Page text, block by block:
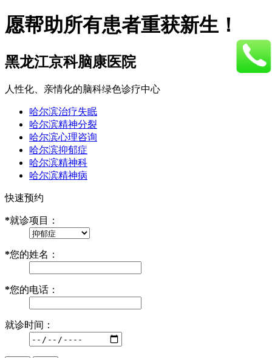
愿帮助所有患者重获新生！
黑龙江京科脑康医院
人性化、亲情化的脑科绿色诊疗中心
哈尔滨治疗失眠
哈尔滨精神分裂
哈尔滨心理咨询
哈尔滨抑郁症
哈尔滨精神科
哈尔滨精神病
快速预约
*就诊项目：
*您的姓名：
*您的电话：
就诊时间：